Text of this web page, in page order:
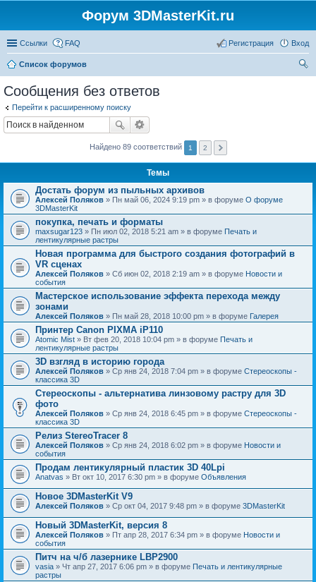
Форум 3DMasterKit.ru
Ссылки FAQ Вход
Регистрация
Список форумов
Сообщения без ответов
Перейти к расширенному поиску
Найдено 89 соответствий 1 2
Темы
Достать форум из пыльных архивов
Алексей Поляков » Пн май 06, 2024 9:19 pm » в форуме О форуме
3DMasterKit
покупка, печать и форматы
maxsugar123 » Пн июл 02, 2018 5:21 am » в форуме Печать и
лентикулярные растры
Новая программа для быстрого создания фотографий в
VR сценах
Алексей Поляков » Сб июн 02, 2018 2:19 am » в форуме Новости и
события
Мастерское использование эффекта перехода между
зонами
Алексей Поляков » Пн май 28, 2018 10:00 pm » в форуме Галерея
Принтер Canon PIXMA iP110
Atomic Mist » Вт фев 20, 2018 10:04 pm » в форуме Печать и
лентикулярные растры
3D взгляд в историю города
Алексей Поляков » Ср янв 24, 2018 7:04 pm » в форуме Стереоскопы -
классика 3D
Стереоскопы - альтернатива линзовому растру для 3D
фото
Алексей Поляков » Ср янв 24, 2018 6:45 pm » в форуме Стереоскопы -
классика 3D
Релиз StereoTracer 8
Алексей Поляков » Ср янв 24, 2018 6:02 pm » в форуме Новости и
события
Продам лентикулярный пластик 3D 40Lpi
Anatvas » Вт окт 10, 2017 6:30 pm » в форуме Объявления
Новое 3DMasterKit V9
Алексей Поляков » Ср окт 04, 2017 9:48 pm » в форуме 3DMasterKit
Новый 3DMasterKit, версия 8
Алексей Поляков » Пт апр 28, 2017 6:34 pm » в форуме Новости и
события
Питч на ч/б лазернике LBP2900
vasia » Чт апр 27, 2017 6:06 pm » в форуме Печать и лентикулярные
растры